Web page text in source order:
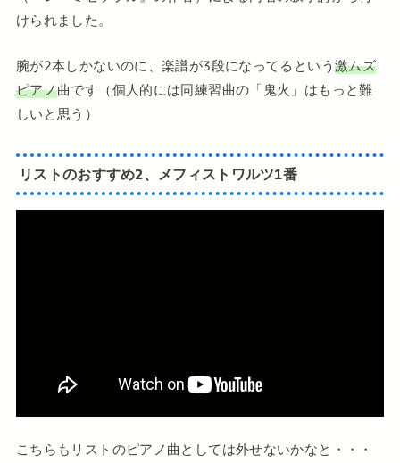
けられました。
腕が2本しかないのに、楽譜が3段になってるという激ムズ
ピアノ曲です（個人的には同練習曲の「鬼火」はもっと難
しいと思う）
リストのおすすめ2、メフィストワルツ1番
こちらもリストのピアノ曲としては外せないかなと・・・